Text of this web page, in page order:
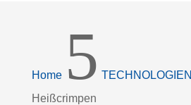
Home 5 TECHNOLOGIEN
Heißcrimpen